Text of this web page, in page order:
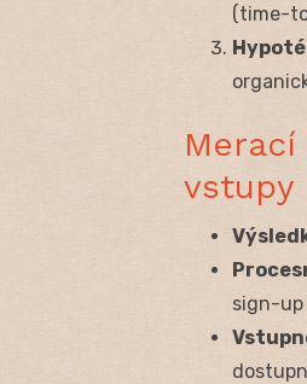
(time-
vstupy
sign-up